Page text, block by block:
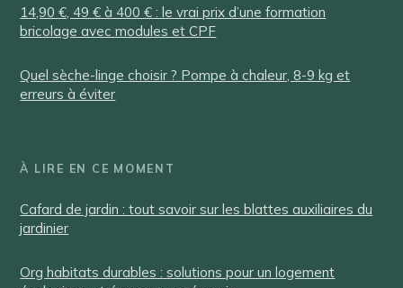
14,90 €, 49 € à 400 € : le vrai prix d’une formation
bricolage avec modules et CPF
Quel sèche-linge choisir ? Pompe à chaleur, 8-9 kg et
erreurs à éviter
À LIRE EN CE MOMENT
Cafard de jardin : tout savoir sur les blattes auxiliaires du
jardinier
Org habitats durables : solutions pour un logement